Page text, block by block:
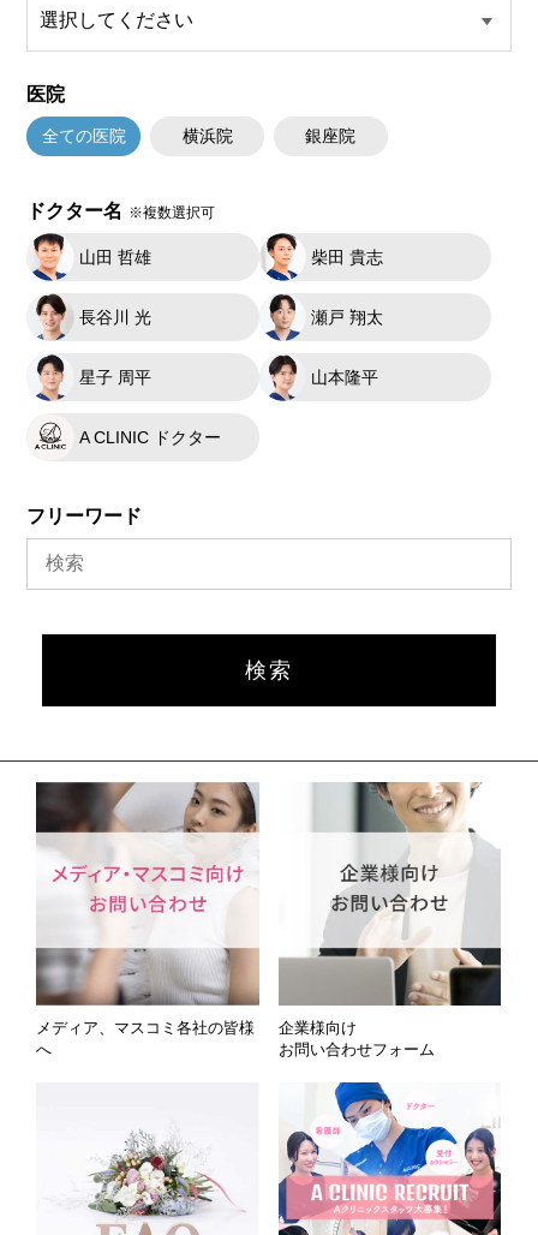
医院
全ての医院 横浜院 銀座院
ドクター名 ※複数選択可
山田 哲雄 柴田 貴志
長谷川 光 瀬戸 翔太
星子 周平 山本隆平
A CLINIC ドクター
フリーワード
メディア、マスコミ各社の皆様
へ
企業様向け
お問い合わせフォーム